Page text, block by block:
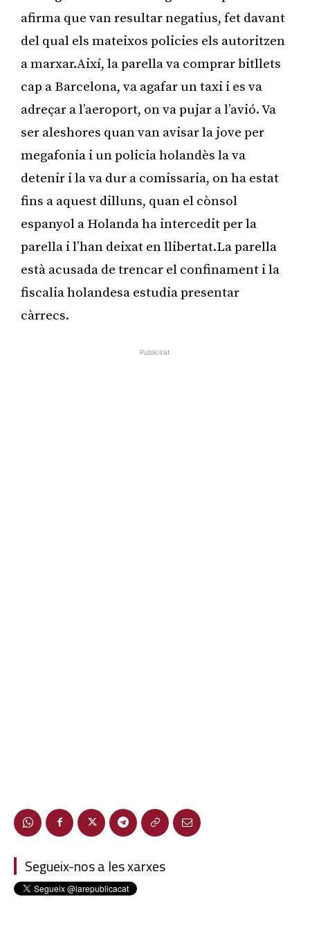
afirma que van resultar negatius, fet davant
del qual els mateixos policies els autoritzen
a marxar.Així, la parella va comprar bitllets
cap a Barcelona, va agafar un taxi i es va
adreçar a l’aeroport, on va pujar a l’avió. Va
ser aleshores quan van avisar la jove per
megafonia i un policia holandès la va
detenir i la va dur a comissaria, on ha estat
fins a aquest dilluns, quan el cònsol
espanyol a Holanda ha intercedit per la
parella i l’han deixat en llibertat.La parella
està acusada de trencar el confinament i la
fiscalia holandesa estudia presentar
càrrecs.
Publicitat
Segueix-nos a les xarxes